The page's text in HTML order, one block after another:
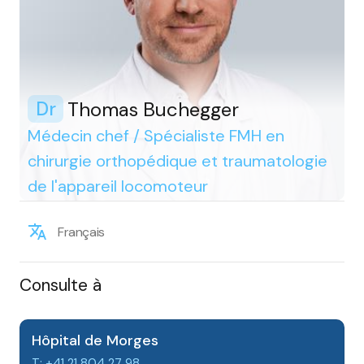
Dr Thomas Buchegger
Médecin chef / Spécialiste FMH en
chirurgie orthopédique et traumatologie
de l'appareil locomoteur
Français
Consulte à
Hôpital de Morges